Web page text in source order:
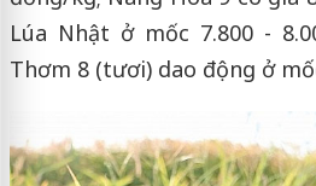
Lúa Nhật ở mốc 7.800 -
Thơm 8 (tươi) dao động ở